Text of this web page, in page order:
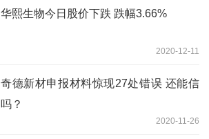
华熙生物今日股价下跌 跌幅3.66%
2020-12-11
奇德新材申报材料惊现27处错误 还能信
吗？
2020-11-26